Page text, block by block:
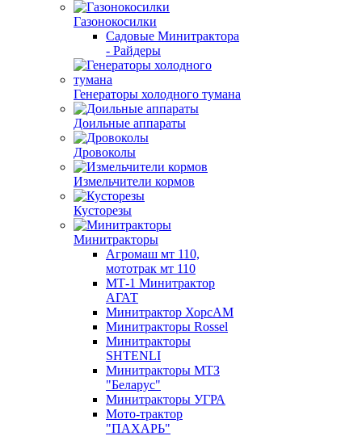
Газонокосилки
Садовые Минитрактора
- Райдеры
Генераторы холодного тумана
Доильные аппараты
Дровоколы
Измельчители кормов
Кусторезы
Минитракторы
Агромаш мт 110,
мототрак мт 110
МТ-1 Минитрактор
АГАТ
Минитрактор ХорсАМ
Минитракторы Rossel
Минитракторы
SHTENLI
Минитракторы МТЗ
"Беларус"
Минитракторы УГРА
Мото-трактор
"ПАХАРЬ"